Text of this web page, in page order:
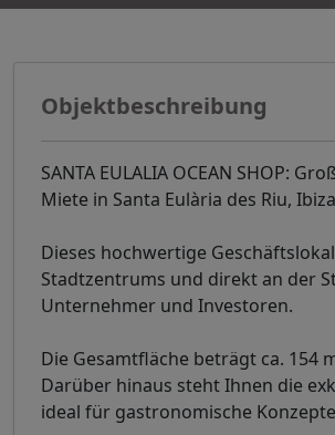
Objektbeschreibung
SANTA EULALIA OCEAN SHOP:
Miete in Santa Eulària des Riu, Ibiza
Dieses hochwertige
Stadtzentrums und direkt an der
Unternehmer und Investoren.
Die Gesamtfläche beträgt ca. 154
Darüber hinaus steht Ihnen die
ideal für gastronomische